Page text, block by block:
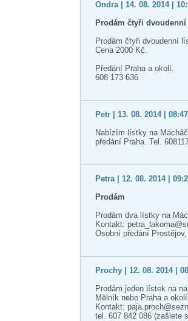
Ondra | 14. 08. 2014 |
Prodám čtyři
Prodám čtyři dvoudenní
Cena 2000 Kč.
Předání Praha a okolí.
608 173 636
Petr | 13. 08. 2014 |
Nabízím lístky na
předání Praha. Tel.
Petra | 12. 08. 2014 |
Prodám
Prodám dva lístky na
Kontakt:
Osobní předání
Prochy | 12. 08. 2014 |
Prodám jeden lístek na
Mělník nebo Praha a
Kontakt:
tel. 607 842 086 (zašlete